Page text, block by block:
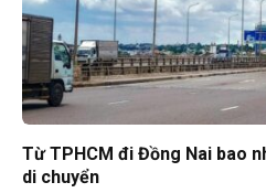
Từ TPHCM đi Đồng Nai bao
di chuyển